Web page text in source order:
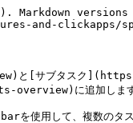
versions
and-clickapps/
と[サブタスク
に追加します
使用して、複数のタス